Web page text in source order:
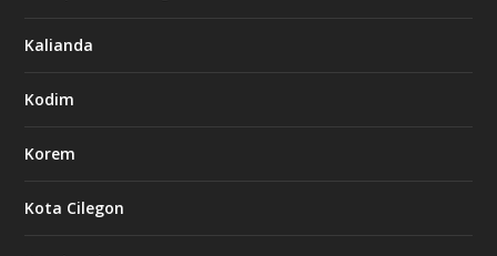
Kalianda
Kodim
Korem
Kota Cilegon